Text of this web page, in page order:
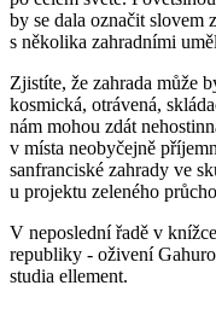
by se dala označit slovem
s několika zahradními
Zjistíte, že zahrada může
kosmická, otrávená,
nám mohou zdát
v místa neobyčejně
sanfranciské zahrady ve
u projektu zeleného
V neposlední řadě v
republiky - oživení
studia ellement.